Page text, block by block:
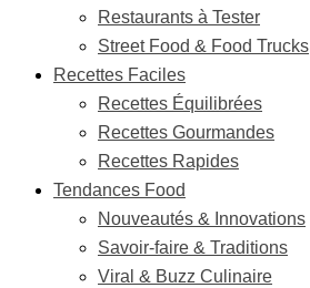
Restaurants à Tester
Street Food & Food Trucks
Recettes Faciles
Recettes Équilibrées
Recettes Gourmandes
Recettes Rapides
Tendances Food
Nouveautés & Innovations
Savoir-faire & Traditions
Viral & Buzz Culinaire